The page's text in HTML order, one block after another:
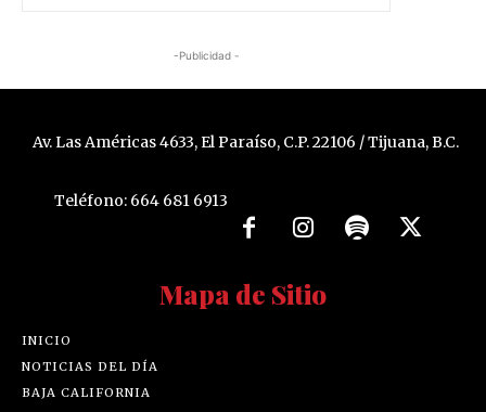
-Publicidad -
Av. Las Américas 4633, El Paraíso, C.P. 22106 / Tijuana, B.C.
Teléfono: 664 681 6913
Mapa de Sitio
INICIO
NOTICIAS DEL DÍA
BAJA CALIFORNIA